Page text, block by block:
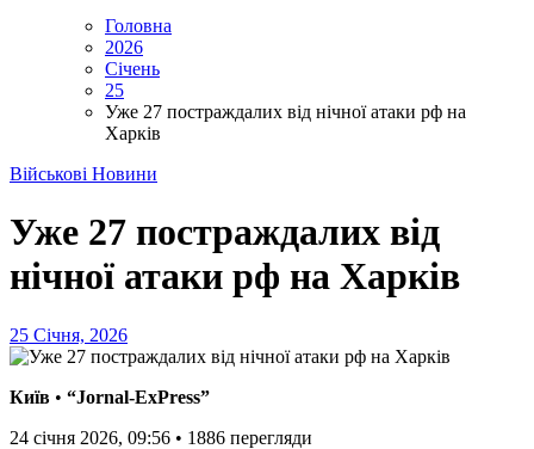
Головна
2026
Січень
25
Уже 27 постраждалих від нічної атаки рф на
Харків
Військові Новини
Уже 27 постраждалих від
нічної атаки рф на Харків
25 Січня, 2026
Київ • “Jornal-ExPress”
24 січня 2026, 09:56 • 1886 перегляди